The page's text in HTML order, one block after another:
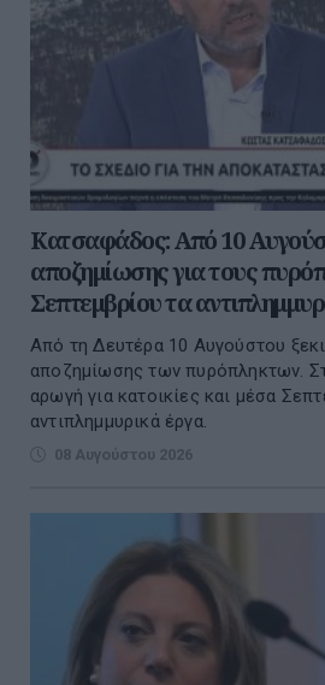
Κατσαφάδος: Από 10
αποζημίωσης για τους
Σεπτεμβρίου τα
Από τη Δευτέρα 10 Αυγούστου
αποζημίωσης των πυρόπληκτων.
αρωγή για κατοικίες και μέσα
αντιπλημμυρικά έργα.
08 Αυγούστου 2026